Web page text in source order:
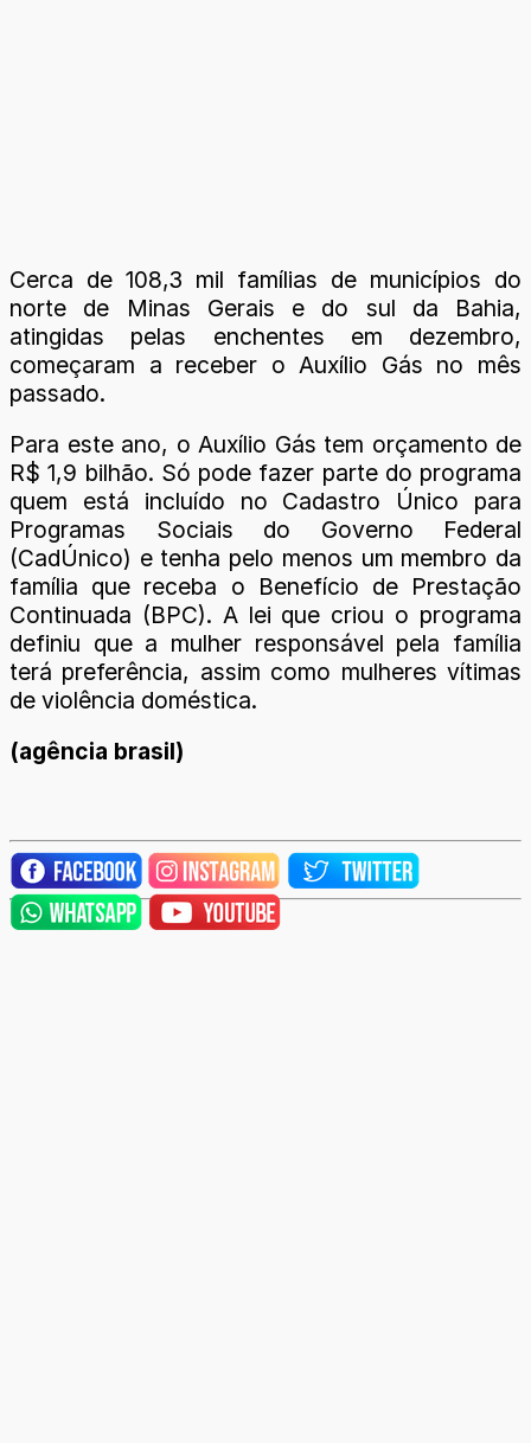
Cerca de 108,3 mil famílias de municípios do
norte de Minas Gerais e do sul da Bahia,
atingidas pelas enchentes em dezembro,
começaram a receber o Auxílio Gás no mês
passado.
Para este ano, o Auxílio Gás tem orçamento de
R$ 1,9 bilhão. Só pode fazer parte do programa
quem está incluído no Cadastro Único para
Programas Sociais do Governo Federal
(CadÚnico) e tenha pelo menos um membro da
família que receba o Benefício de Prestação
Continuada (BPC). A lei que criou o programa
definiu que a mulher responsável pela família
terá preferência, assim como mulheres vítimas
de violência doméstica.
(agência brasil)